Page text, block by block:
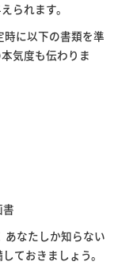
られます。
に以下の書類を準
気度も伝わりま
書
あなたしか知らない
ておきましょう。